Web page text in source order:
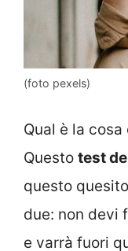
(foto pexels)
Qual è la
Questo test
questo
due: non devi
e varrà fuori